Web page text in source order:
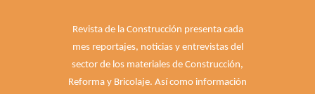
Revista de la Construcción presenta cada
mes reportajes, noticias y entrevistas del
sector de los materiales de Construcción,
Reforma y Bricolaje. Así como información